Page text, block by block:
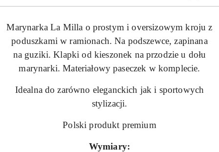
Marynarka La Milla o prostym i oversizowym kroju z
poduszkami w ramionach. Na podszewce, zapinana
na guziki. Klapki od kieszonek na przodzie u dołu
marynarki. Materiałowy paseczek w komplecie.
Idealna do zarówno eleganckich jak i sportowych
stylizacji.
Polski produkt premium
Wymiary: